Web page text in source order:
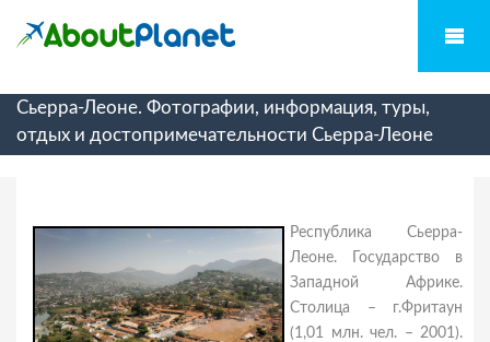
Сьерра-Леоне. Фотографии, информация, туры,
отдых и достопримечательности Сьерра-Леоне
Республика Сьерра-
Леоне. Государство в
Западной Африке.
Столица – г.Фритаун
(1,01 млн. чел. – 2001).